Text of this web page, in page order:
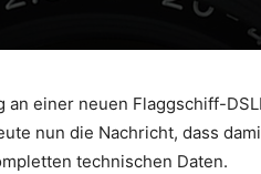
an einer neuen Flaggschiff-
nun die Nachricht, dass
technischen Daten.